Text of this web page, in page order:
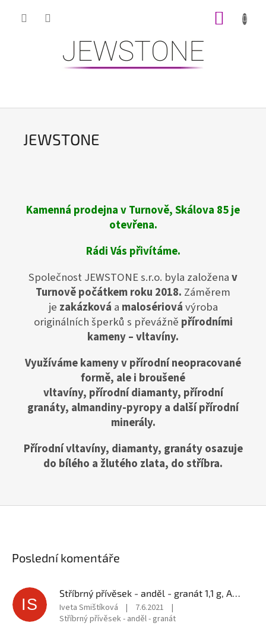
E
JEWSTONE
Kamenná prodejna v Turnově, Skálova 85 je
otevřena.
Rádi Vás přivítáme.
Společnost JEWSTONE s.r.o. byla založenav
Turnově počátkem roku 2018. Záměrem
je zakázková a malosériovávýroba
originálních šperků s převážně přírodními
kameny –vltavíny.
Využíváme kameny v přírodní neopracované
formě, ale i broušené
vltavíny, přírodnídiamanty, přírodní
granáty, almandiny-pyropy a další přírodní
minerály.
Přírodní vltavíny, diamanty, granáty osazuje
do bílého a žlutého zlata, do stříbra.
Poslední komentáře
IS
Stříbrný přívěsek - anděl - granát 1,1 g, Ag 925/1000+Rh
Iveta Smištíková | 7.6.2021
|
Stříbrný přívěsek - anděl - granát